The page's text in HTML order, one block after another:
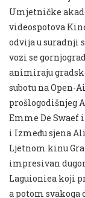
Umjetničke
videospotova
odvija u suradnji
vozi se
animiraju
subotu na Open-
prošlogodišnjeg
Emme De Swaef
i Između sjena
Ljetnom kinu
impresivan
Laguioniea koji
a potom